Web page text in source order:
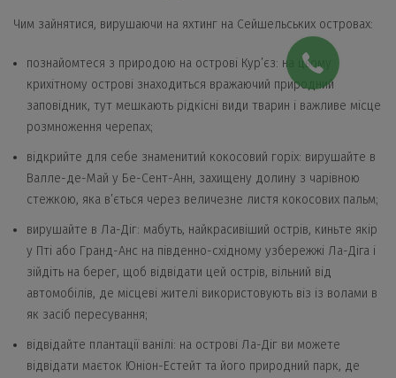
Чим зайнятися, вирушаючи на яхтинг на Сейшельських островах:
познайомтеся з природою на острові Кур’єз: на цьому
крихітному острові знаходиться вражаючий природний
заповідник, тут мешкають рідкісні види тварин і важливе місце
розмноження черепах;
відкрийте для себе знаменитий кокосовий горіх: вирушайте в
Валле-де-Май у Бе-Сент-Анн, захищену долину з чарівною
стежкою, яка в’ється через величезне листя кокосових пальм;
вирушайте в Ла-Діг: мабуть, найкрасивіший острів, киньте якір
у Пті або Гранд-Анс на південно-східному узбережжі Ла-Діга і
зійдіть на берег, щоб відвідати цей острів, вільний від
автомобілів, де місцеві жителі використовують віз із волами в
як засіб пересування;
відвідайте плантації ванілі: на острові Ла-Діг ви можете
відвідати маєток Юніон-Естейт та його природний парк, де